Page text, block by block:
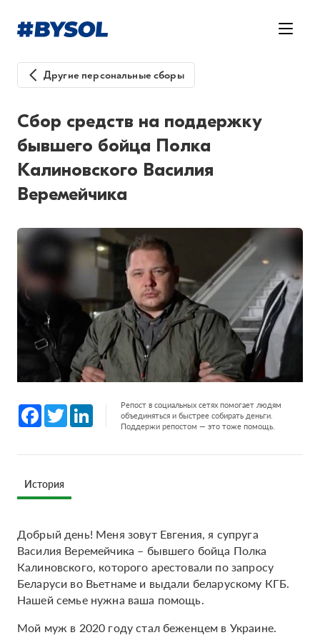
Другие персональные сборы
Сбор средств на поддержку
бывшего бойца Полка
Калиновского Василия
Веремейчика
Facebook
Twitter LinkedInРепост в социальных сетях помогает людям
объединяться и быстрее собирать деньги.
Поддержи репостом — это тоже помощь.
История
Добрый день! Меня зовут Евгения, я супруга
Василия Веремейчика – бывшего бойца Полка
Калиновского, которого арестовали по запросу
Беларуси во Вьетнаме и выдали беларускому КГБ.
Нашей семье нужна ваша помощь.
Мой муж в 2020 году стал беженцем в Украине.